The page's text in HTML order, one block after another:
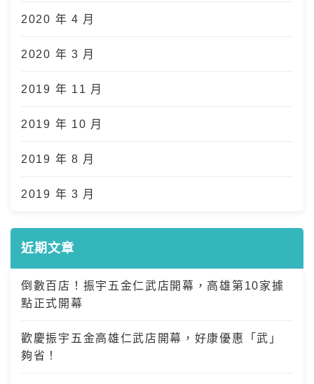
2020 年 4 月
2020 年 3 月
2019 年 11 月
2019 年 10 月
2019 年 8 月
2019 年 3 月
近期文章
倒數百店！振宇五金仁武店開幕，高雄第10家據
點正式開幕
歡慶振宇五金高雄仁武店開幕，好康優惠「武」
夠省！